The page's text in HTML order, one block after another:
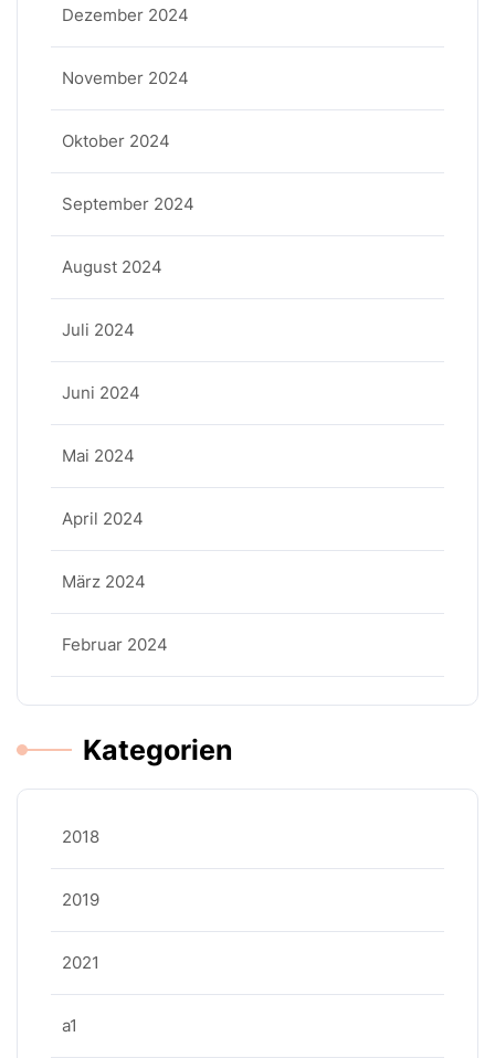
Dezember 2024
November 2024
Oktober 2024
September 2024
August 2024
Juli 2024
Juni 2024
Mai 2024
April 2024
März 2024
Februar 2024
Kategorien
2018
2019
2021
a1